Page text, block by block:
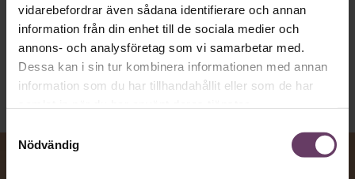
vidarebefordrar även sådana identifierare och annan
information från din enhet till de sociala medier och
annons- och analysföretag som vi samarbetar med.
Dessa kan i sin tur kombinera informationen med annan
information som du har tillhandahållit eller som de har
Nödvändig
Kommunikation
Text:Fredrik Kullberg
Publicerad2026-08-07